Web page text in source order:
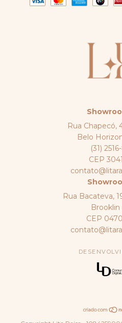
Rua Chapecó,
Belo
(31)
CEP
Rua Bacateva,
Brooklin
CEP